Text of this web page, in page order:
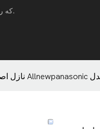
دستگاه YFX - تولیدکننده حرفه‌ای دستگاه SMT که راه‌حل جامعی ارائه می‌دهد.